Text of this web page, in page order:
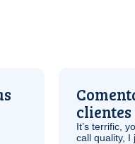
clientes
It’s terrific,
call quality, I